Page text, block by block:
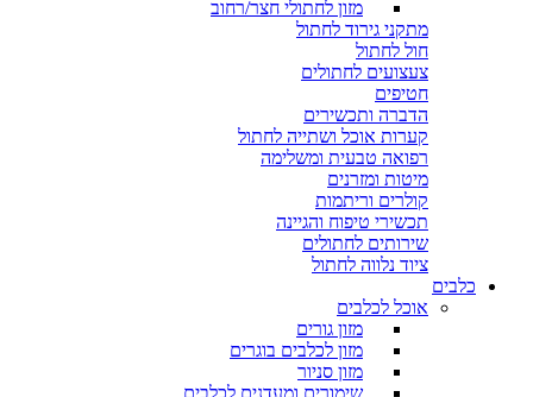
מזון לחתולי חצר/רחוב
מתקני גירוד לחתול
חול לחתול
צעצועים לחתולים
חטיפים
הדברה ותכשירים
קערות אוכל ושתייה לחתול
רפואה טבעית ומשלימה
מיטות ומזרנים
קולרים וריתמות
תכשירי טיפוח והגיינה
שירותים לחתולים
ציוד נלווה לחתול
כלבים
אוכל לכלבים
מזון גורים
מזון לכלבים בוגרים
מזון סניור
שימורים ומעדנים לכלבים